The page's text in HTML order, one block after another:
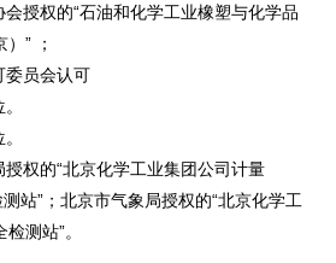
授权的“石油和化学工业橡塑与化学品
” ；
委员会认可
权的“北京化学工业集团公司计量
站”；北京市气象局授权的“北京化学工
测站”。